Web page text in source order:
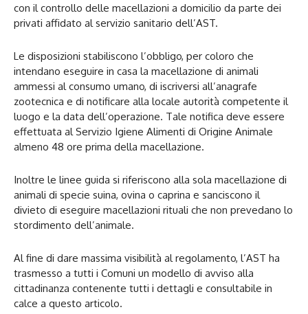
con il controllo delle macellazioni a domicilio da parte dei
privati affidato al servizio sanitario dell’AST.
Le disposizioni stabiliscono l’obbligo, per coloro che
intendano eseguire in casa la macellazione di animali
ammessi al consumo umano, di iscriversi all’anagrafe
zootecnica e di notificare alla locale autorità competente il
luogo e la data dell’operazione. Tale notifica deve essere
effettuata al Servizio Igiene Alimenti di Origine Animale
almeno 48 ore prima della macellazione.
Inoltre le linee guida si riferiscono alla sola macellazione di
animali di specie suina, ovina o caprina e sanciscono il
divieto di eseguire macellazioni rituali che non prevedano lo
stordimento dell’animale.
Al fine di dare massima visibilità al regolamento, l’AST ha
trasmesso a tutti i Comuni un modello di avviso alla
cittadinanza contenente tutti i dettagli e consultabile in
calce a questo articolo.